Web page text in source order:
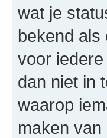
wat je
bekend als
voor
dan niet in
waarop
maken